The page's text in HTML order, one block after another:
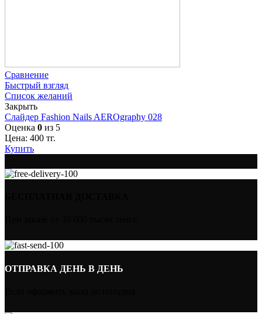
Сравнение
Быстрый взгляд
Список желаний
Закрыть
Слайдер Fashion Nails AEROgraphy 028
Оценка 0 из 5
Цена: 400 тг.
Купить
ОТПРАВКА ДЕНЬ В ДЕНЬ